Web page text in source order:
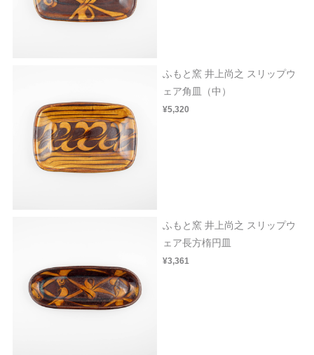
ふもと窯 井上尚之 スリップウ
ェア角皿（中）
¥5,320
ふもと窯 井上尚之 スリップウ
ェア長方楕円皿
¥3,361